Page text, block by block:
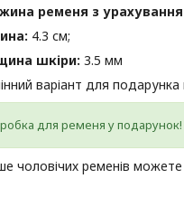
ременя з
4.3 см;
шкіри: 3.5 мм
варіант для подарунка
для ременя у подарунок!
чоловічих ременів можете